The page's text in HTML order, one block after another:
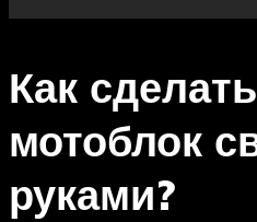
Как
мотоблок
руками?